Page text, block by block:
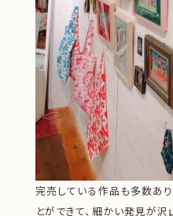
完売している作品も多数あり
とができて、細かい発見が沢